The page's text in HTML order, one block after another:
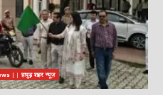
|| हापुड़ शहर न्यूज़